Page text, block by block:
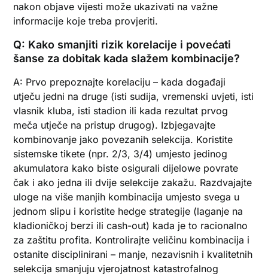
nakon objave vijesti može ukazivati na važne
informacije koje treba provjeriti.
Q: Kako smanjiti rizik korelacije i povećati
šanse za dobitak kada slažem kombinacije?
A: Prvo prepoznajte korelaciju – kada događaji
utječu jedni na druge (isti sudija, vremenski uvjeti, isti
vlasnik kluba, isti stadion ili kada rezultat prvog
meča utječe na pristup drugog). Izbjegavajte
kombinovanje jako povezanih selekcija. Koristite
sistemske tikete (npr. 2/3, 3/4) umjesto jedinog
akumulatora kako biste osigurali dijelowe povrate
čak i ako jedna ili dvije selekcije zakažu. Razdvajajte
uloge na više manjih kombinacija umjesto svega u
jednom slipu i koristite hedge strategije (laganje na
kladioničkoj berzi ili cash-out) kada je to racionalno
za zaštitu profita. Kontrolirajte veličinu kombinacija i
ostanite disciplinirani – manje, nezavisnih i kvalitetnih
selekcija smanjuju vjerojatnost katastrofalnog